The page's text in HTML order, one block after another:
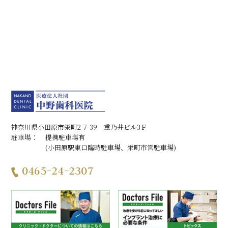
神奈川県小田原市栄町2-7-39 重乃井ビル3Ｆ
駐車場：
提携駐車場有
(小田原駅東口臨時駐車場、栄町市営駐車場)
0465-24-2307